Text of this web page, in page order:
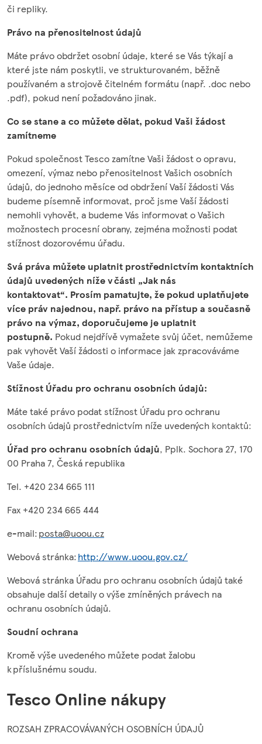
či repliky.
Právo na přenositelnost údajů
Máte právo obdržet osobní údaje, které se Vás týkají a
které jste nám poskytli, ve strukturovaném, běžně
používaném a strojově čitelném formátu (např. .doc nebo
.pdf), pokud není požadováno jinak.
Co se stane a co můžete dělat, pokud Vaši žádost
zamítneme
Pokud společnost Tesco zamítne Vaši žádost o opravu,
omezení, výmaz nebo přenositelnost Vašich osobních
údajů, do jednoho měsíce od obdržení Vaší žádosti Vás
budeme písemně informovat, proč jsme Vaší žádosti
nemohli vyhovět, a budeme Vás informovat o Vašich
možnostech procesní obrany, zejména možnosti podat
stížnost dozorovému úřadu.
Svá práva můžete uplatnit prostřednictvím kontaktních
údajů uvedených níže v části „Jak nás
kontaktovat“. Prosím pamatujte, že pokud uplatňujete
více práv najednou, např. právo na přístup a současně
právo na výmaz, doporučujeme je uplatnit
postupně. Pokud nejdřívě vymažete svůj účet, nemůžeme
pak vyhovět Vaší žádosti o informace jak zpracováváme
Vaše údaje.
Stížnost Úřadu pro ochranu osobních údajů:
Máte také právo podat stížnost Úřadu pro ochranu
osobních údajů prostřednictvím níže uvedených kontaktů:
Úřad pro ochranu osobních údajů, Pplk. Sochora 27, 170
00 Praha 7, Česká republika
Tel. +420 234 665 111
Fax +420 234 665 444
e-mail:posta@uoou.cz
Webová stránka:http://www.uoou.gov.cz/
Webová stránka Úřadu pro ochranu osobních údajů také
obsahuje další detaily o výše zmíněných právech na
ochranu osobních údajů.
Soudní ochrana
Kromě výše uvedeného můžete podat žalobu
k příslušnému soudu.
Tesco Online nákupy
ROZSAH ZPRACOVÁVANÝCH OSOBNÍCH ÚDAJŮ